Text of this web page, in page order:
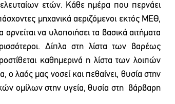
ετών. Κάθε ημέρα που περνάει
μηχανικά αεριζόμενοι εκτός ΜΕΘ,
να υλοποιήσει τα βασικά αιτήματα
Δίπλα στη λίστα των βαρέως
καθημερινά η λίστα των λοιπών
ο λαός μας νοσεί και πεθαίνει, θυσία στην
ομίλων στην υγεία, θυσία στη  βάρβαρη